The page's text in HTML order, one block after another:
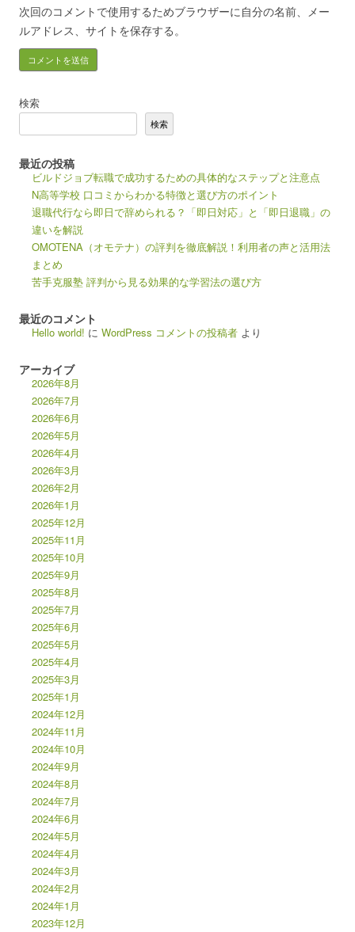
次回のコメントで使用するためブラウザーに自分の名前、メー
ルアドレス、サイトを保存する。
検索
検索
最近の投稿
ビルドジョブ転職で成功するための具体的なステップと注意点
N高等学校 口コミからわかる特徴と選び方のポイント
退職代行なら即日で辞められる？「即日対応」と「即日退職」の
違いを解説
OMOTENA（オモテナ）の評判を徹底解説！利用者の声と活用法
まとめ
苦手克服塾 評判から見る効果的な学習法の選び方
最近のコメント
Hello world! に WordPress コメントの投稿者 より
アーカイブ
2026年8月
2026年7月
2026年6月
2026年5月
2026年4月
2026年3月
2026年2月
2026年1月
2025年12月
2025年11月
2025年10月
2025年9月
2025年8月
2025年7月
2025年6月
2025年5月
2025年4月
2025年3月
2025年1月
2024年12月
2024年11月
2024年10月
2024年9月
2024年8月
2024年7月
2024年6月
2024年5月
2024年4月
2024年3月
2024年2月
2024年1月
2023年12月